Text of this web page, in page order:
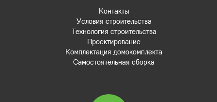
Контакты
Условия строительства
Технология строительства
Проектирование
Комплектация домокомплекта
Самостоятельная сборка